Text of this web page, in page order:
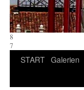
8
7
Zum
START Galerien